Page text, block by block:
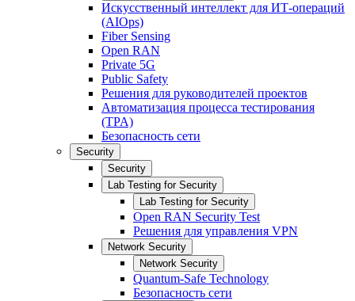
Искусственный интеллект для ИТ-операций
(AIOps)
Fiber Sensing
Open RAN
Private 5G
Public Safety
Решения для руководителей проектов
Автоматизация процесса тестирования
(TPA)
Безопасность сети
Security
Security
Lab Testing for Security
Lab Testing for Security
Open RAN Security Test
Решения для управления VPN
Network Security
Network Security
Quantum-Safe Technology
Безопасность сети